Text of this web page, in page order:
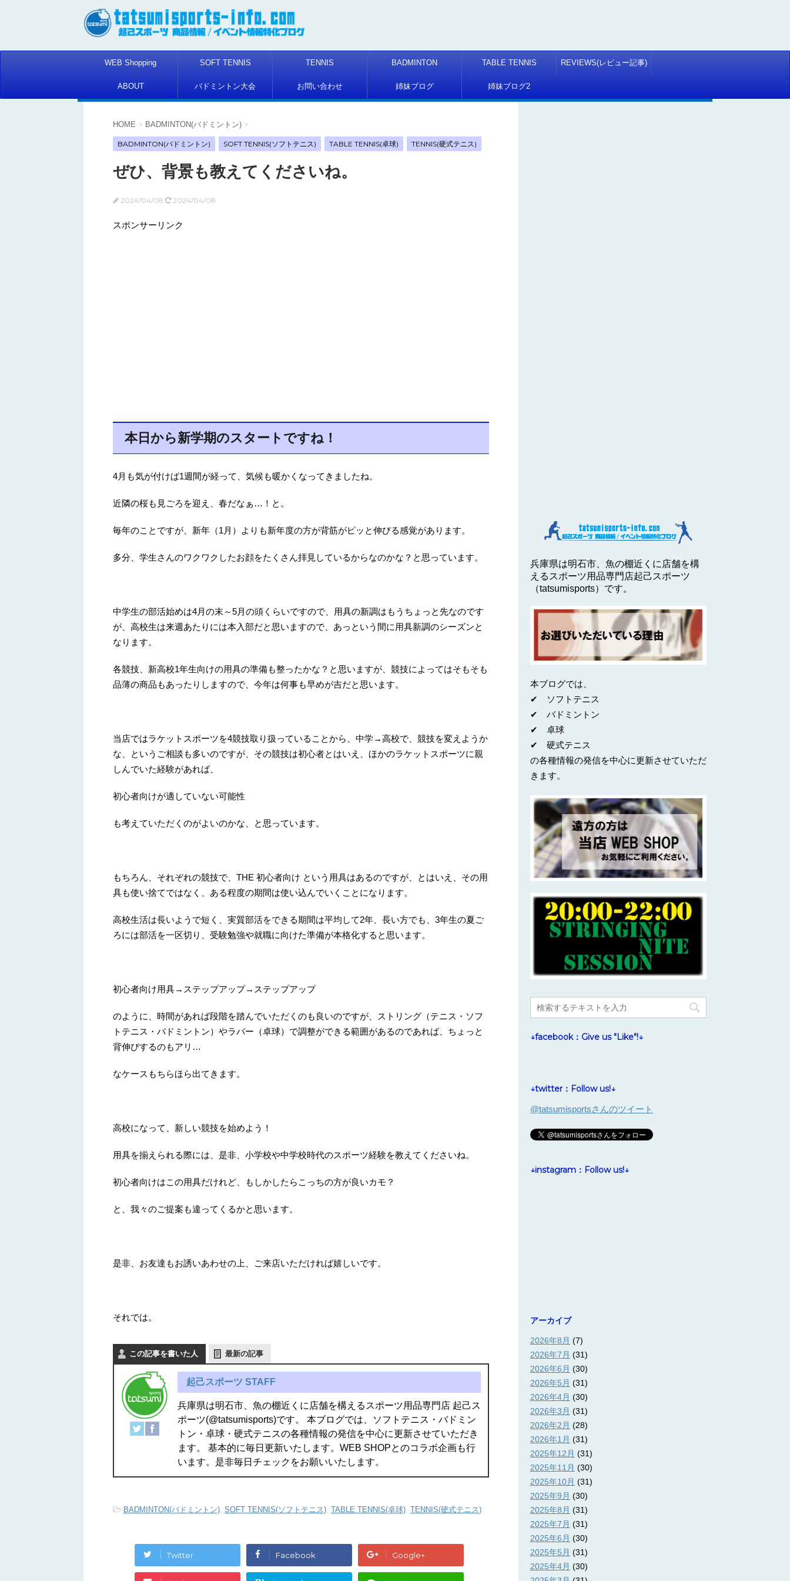
WEB Shopping SOFT TENNIS TENNIS BADMINTON TABLE TENNIS REVIEWS(レビュー記事)
ABOUT バドミントン大会 お問い合わせ 姉妹ブログ 姉妹ブログ2
HOME > BADMINTON(バドミントン) >
BADMINTON(バドミントン) SOFT TENNIS(ソフトテニス) TABLE TENNIS(卓球) TENNIS(硬式テニス)
ぜひ、背景も教えてくださいね。
2024/04/08 2024/04/08
スポンサーリンク
本日から新学期のスタートですね！
4月も気が付けば1週間が経って、気候も暖かくなってきましたね。
近隣の桜も見ごろを迎え、春だなぁ…！と。
毎年のことですが、新年（1月）よりも新年度の方が背筋がピッと伸びる感覚があります。
多分、学生さんのワクワクしたお顔をたくさん拝見しているからなのかな？と思っています。
中学生の部活始めは4月の末～5月の頭くらいですので、用具の新調はもうちょっと先なのです
が、高校生は来週あたりには本入部だと思いますので、あっという間に用具新調のシーズンと
なります。
各競技、新高校1年生向けの用具の準備も整ったかな？と思いますが、競技によってはそもそも
品薄の商品もあったりしますので、今年は何事も早めが吉だと思います。
当店ではラケットスポーツを4競技取り扱っていることから、中学→高校で、競技を変えようか
な、というご相談も多いのですが、その競技は初心者とはいえ、ほかのラケットスポーツに親
しんでいた経験があれば、
初心者向けが適していない可能性
も考えていただくのがよいのかな、と思っています。
もちろん、それぞれの競技で、THE 初心者向け という用具はあるのですが、とはいえ、その用
具も使い捨てではなく、ある程度の期間は使い込んでいくことになります。
高校生活は長いようで短く、実質部活をできる期間は平均して2年、長い方でも、3年生の夏ご
ろには部活を一区切り、受験勉強や就職に向けた準備が本格化すると思います。
初心者向け用具→ステップアップ→ステップアップ
のように、時間があれば段階を踏んでいただくのも良いのですが、ストリング（テニス・ソフ
トテニス・バドミントン）やラバー（卓球）で調整ができる範囲があるのであれば、ちょっと
背伸びするのもアリ…
なケースもちらほら出てきます。
高校になって、新しい競技を始めよう！
用具を揃えられる際には、是非、小学校や中学校時代のスポーツ経験を教えてくださいね。
初心者向けはこの用具だけれど、もしかしたらこっちの方が良いカモ？
と、我々のご提案も違ってくるかと思います。
是非、お友達もお誘いあわせの上、ご来店いただければ嬉しいです。
それでは。
この記事を書いた人 最新の記事
起己スポーツ STAFF
兵庫県は明石市、魚の棚近くに店舗を構えるスポーツ用品専門店 起己ス
ポーツ(@tatsumisports)です。 本ブログでは、ソフトテニス・バドミン
トン・卓球・硬式テニスの各種情報の発信を中心に更新させていただき
ます。 基本的に毎日更新いたします。WEB SHOPとのコラボ企画も行
います。是非毎日チェックをお願いいたします。
-BADMINTON(バドミントン), SOFT TENNIS(ソフトテニス), TABLE TENNIS(卓球), TENNIS(硬式テニス)
Twitter Facebook Google+
兵庫県は明石市、魚の棚近くに店舗を構
えるスポーツ用品専門店起己スポーツ
（tatsumisports）です。
本ブログでは、
✔ ソフトテニス
✔ バドミントン
✔ 卓球
✔ 硬式テニス
の各種情報の発信を中心に更新させていただ
きます。
↓facebook：Give us "Like"!↓
↓twitter：Follow us!↓
@tatsumisportsさんのツイート
↓instagram：Follow us!↓
アーカイブ
2026年8月 (7)
2026年7月 (31)
2026年6月 (30)
2026年5月 (31)
2026年4月 (30)
2026年3月 (31)
2026年2月 (28)
2026年1月 (31)
2025年12月 (31)
2025年11月 (30)
2025年10月 (31)
2025年9月 (30)
2025年8月 (31)
2025年7月 (31)
2025年6月 (30)
2025年5月 (31)
2025年4月 (30)